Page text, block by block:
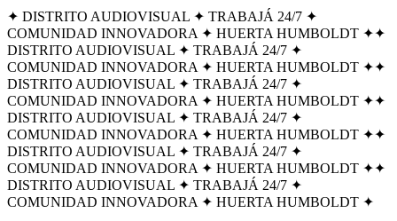
✦ DISTRITO AUDIOVISUAL ✦ TRABAJÁ 24/7 ✦
COMUNIDAD INNOVADORA ✦ HUERTA HUMBOLDT ✦✦
DISTRITO AUDIOVISUAL ✦ TRABAJÁ 24/7 ✦
COMUNIDAD INNOVADORA ✦ HUERTA HUMBOLDT ✦✦
DISTRITO AUDIOVISUAL ✦ TRABAJÁ 24/7 ✦
COMUNIDAD INNOVADORA ✦ HUERTA HUMBOLDT ✦✦
DISTRITO AUDIOVISUAL ✦ TRABAJÁ 24/7 ✦
COMUNIDAD INNOVADORA ✦ HUERTA HUMBOLDT ✦✦
DISTRITO AUDIOVISUAL ✦ TRABAJÁ 24/7 ✦
COMUNIDAD INNOVADORA ✦ HUERTA HUMBOLDT ✦✦
DISTRITO AUDIOVISUAL ✦ TRABAJÁ 24/7 ✦
COMUNIDAD INNOVADORA ✦ HUERTA HUMBOLDT ✦